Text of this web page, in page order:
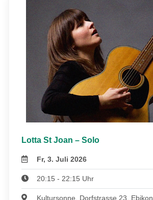
Lotta St Joan – Solo
Fr, 3. Juli 2026
20:15 - 22:15 Uhr
Kultursonne, Dorfstrasse 23, Ebikon